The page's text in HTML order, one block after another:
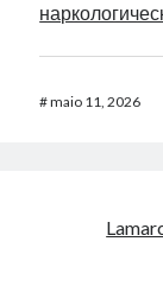
#maio 11, 2026